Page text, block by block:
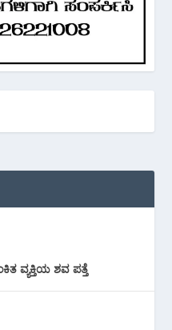
ವ್ಯಕ್ತಿಯ ಶವ ಪತ್ತೆ